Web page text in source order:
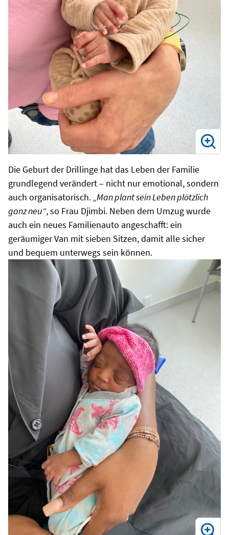
Die Geburt der Drillinge hat das Leben der Familie
grundlegend verändert – nicht nur emotional, sondern
auch organisatorisch. „Man plant sein Leben plötzlich
ganz neu“, so Frau Djimbi. Neben dem Umzug wurde
auch ein neues Familienauto angeschafft: ein
geräumiger Van mit sieben Sitzen, damit alle sicher
und bequem unterwegs sein können.